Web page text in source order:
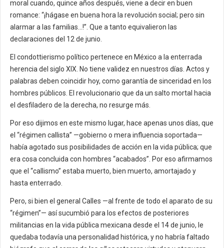
moral cuando, quince años después, viene a decir en buen
romance: “¡hágase en buena hora la revolución social; pero sin
alarmar a las familias…!”. Que a tanto equivalieron las
declaraciones del 12 de junio.
El condottierismo político pertenece en México a la enterrada
herencia del siglo XIX. No tiene validez en nuestros días. Actos y
palabras deben coincidir hoy, como garantía de sinceridad en los
hombres públicos. El revolucionario que da un salto mortal hacia
el desfiladero de la derecha, no resurge más.
Por eso dijimos en este mismo lugar, hace apenas unos días, que
el “régimen callista” —gobierno o mera influencia soportada—
había agotado sus posibilidades de acción en la vida pública; que
era cosa concluida con hombres “acabados”. Por eso afirmamos
que el “callismo” estaba muerto, bien muerto, amortajado y
hasta enterrado.
Pero, si bien el general Calles —al frente de todo el aparato de su
“régimen”— así sucumbió para los efectos de posteriores
militancias en la vida pública mexicana desde el 14 de junio, le
quedaba todavía una personalidad histórica, y no habría faltado